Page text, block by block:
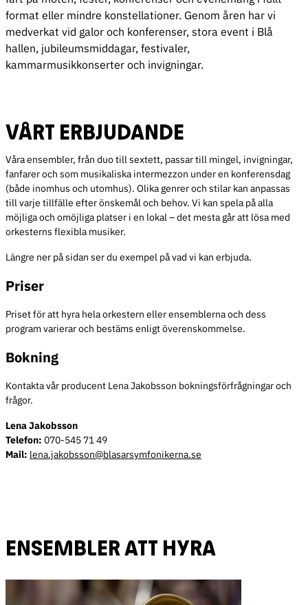
format eller mindre konstellationer. Genom åren har vi
medverkat vid galor och konferenser, stora event i Blå
hallen, jubileumsmiddagar, festivaler,
kammarmusikkonserter och invigningar.
VÅRT ERBJUDANDE
Våra ensembler, från duo till sextett, passar till mingel, invigningar,
fanfarer och som musikaliska intermezzon under en konferensdag
(både inomhus och utomhus). Olika genrer och stilar kan anpassas
till varje tillfälle efter önskemål och behov. Vi kan spela på alla
möjliga och omöjliga platser i en lokal – det mesta går att lösa med
orkesterns flexibla musiker.
Längre ner på sidan ser du exempel på vad vi kan erbjuda.
Priser
Priset för att hyra hela orkestern eller ensemblerna och dess
program varierar och bestäms enligt överenskommelse.
Bokning
Kontakta vår producent Lena Jakobsson bokningsförfrågningar och
frågor.
Lena Jakobsson
Telefon: 070-545 71 49
Mail: lena.jakobsson@blasarsymfonikerna.se
ENSEMBLER ATT HYRA